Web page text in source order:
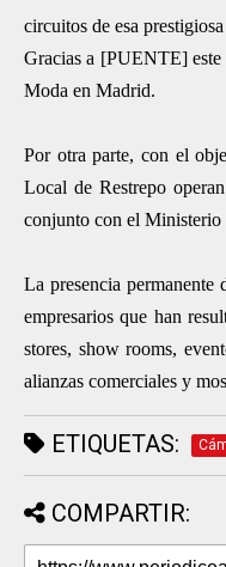
circuitos de esa
Gracias a [PUENTE] este
Moda en Madrid.
Por otra parte, con el
Local de Restrepo
conjunto con el
La presencia
empresarios que han
stores, show rooms,
alianzas comerciales y
ETIQUETAS:
COMPARTIR: